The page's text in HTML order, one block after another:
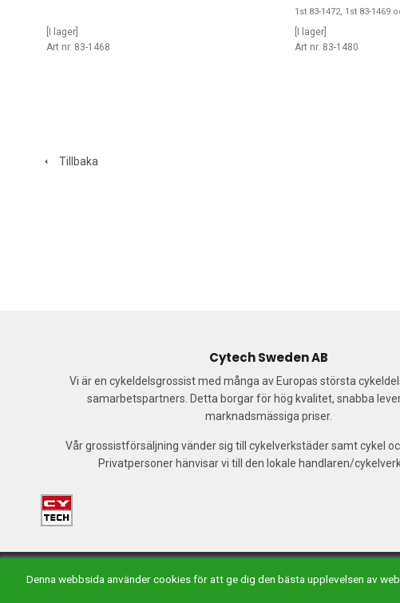
Denna webbsida använder cookies för att ge dig den bästa upplevelsen av
[I lager]
Art nr. 83-1468
1st 83-1472, 1st 83-1469
[I lager]
Art nr. 83-1480
Tillbaka
Cytech Sweden AB
Vi är en cykeldelsgrossist med många av Europas största
samarbetspartners. Detta borgar för hög kvalitet, snabba
marknadsmässiga priser.
Vår grossistförsäljning vänder sig till cykelverkstäder samt cykel
Privatpersoner hänvisar vi till den lokale handlaren/
Mail:Våra